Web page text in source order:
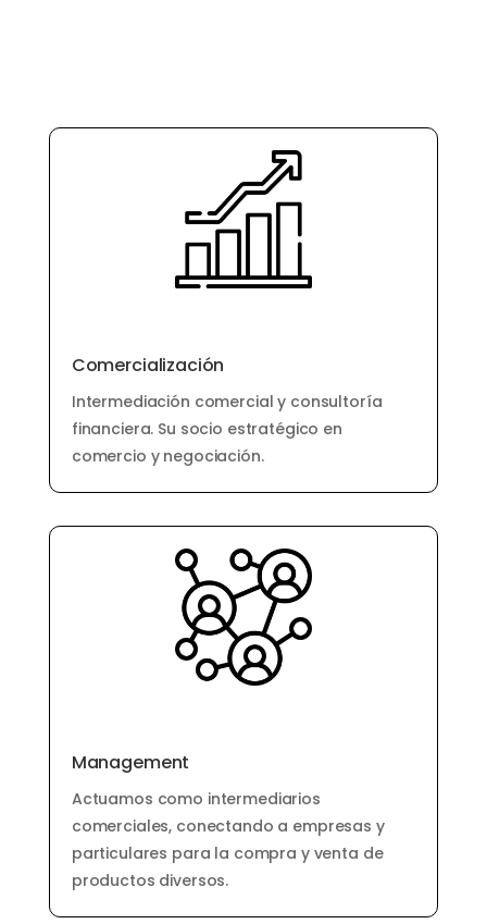
Comercialización
Intermediación comercial y consultoría
financiera. Su socio estratégico en
comercio y negociación.
Management
Actuamos como intermediarios
comerciales, conectando a empresas y
particulares para la compra y venta de
productos diversos.